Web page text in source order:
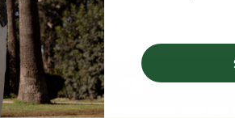
Δωρεάν αποστολές για αγορές άνω των